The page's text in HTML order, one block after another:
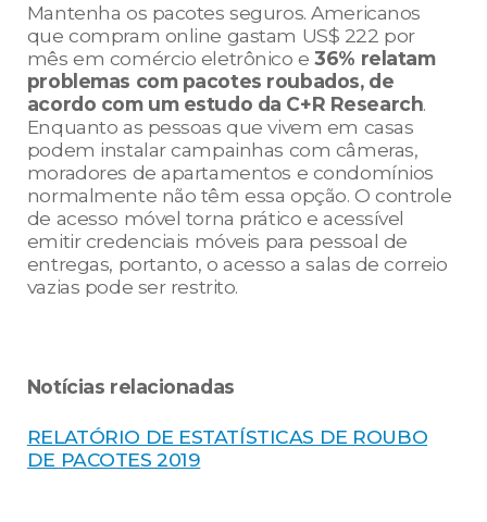
Mantenha os pacotes seguros. Americanos
que compram online gastam US$ 222 por
mês em comércio eletrônico e36% relatam
problemas com pacotes roubados, de
acordo com um estudo da C+R Research.
Enquanto as pessoas que vivem em casas
podem instalar campainhas com câmeras,
moradores de apartamentos e condomínios
normalmente não têm essa opção. O controle
de acesso móvel torna prático e acessível
emitir credenciais móveis para pessoal de
entregas, portanto, o acesso a salas de correio
vazias pode ser restrito.
Notícias relacionadas
RELATÓRIO DE ESTATÍSTICAS DE ROUBO
DE PACOTES 2019